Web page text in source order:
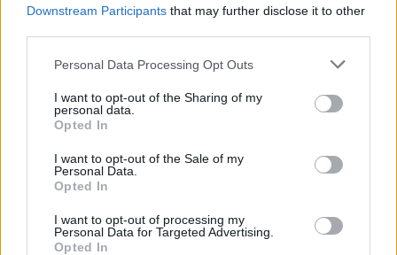
Downstream Participants that may further disclose it to other
Personal Data Processing Opt Outs
I want to opt-out of the Sharing of my
personal data.
Opted In
I want to opt-out of the Sale of my
Personal Data.
Opted In
I want to opt-out of processing my
Personal Data for Targeted Advertising.
Opted In